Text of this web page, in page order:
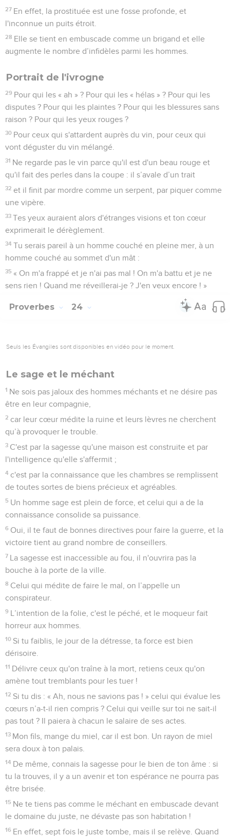
27 En effet, la prostituée est une fosse profonde, et
l'inconnue un puits étroit.
28 Elle se tient en embuscade comme un brigand et elle
augmente le nombre d’infidèles parmi les hommes.
Portrait de l'ivrogne
29 Pour qui les « ah » ? Pour qui les « hélas » ? Pour qui les
disputes ? Pour qui les plaintes ? Pour qui les blessures sans
raison ? Pour qui les yeux rouges ?
30 Pour ceux qui s'attardent auprès du vin, pour ceux qui
vont déguster du vin mélangé.
31 Ne regarde pas le vin parce qu'il est d'un beau rouge et
qu'il fait des perles dans la coupe : il s’avale d’un trait
32 et il finit par mordre comme un serpent, par piquer comme
une vipère.
33 Tes yeux auraient alors d'étranges visions et ton cœur
exprimerait le dérèglement.
34 Tu serais pareil à un homme couché en pleine mer, à un
homme couché au sommet d'un mât :
35 « On m'a frappé et je n'ai pas mal ! On m'a battu et je ne
sens rien ! Quand me réveillerai-je ? J'en veux encore ! »
Proverbes 24
Seuls les Évangiles sont disponibles en vidéo pour le moment.
Le sage et le méchant
1 Ne sois pas jaloux des hommes méchants et ne désire pas
être en leur compagnie,
2 car leur cœur médite la ruine et leurs lèvres ne cherchent
qu’à provoquer le trouble.
3 C'est par la sagesse qu'une maison est construite et par
l'intelligence qu'elle s'affermit ;
4 c'est par la connaissance que les chambres se remplissent
de toutes sortes de biens précieux et agréables.
5 Un homme sage est plein de force, et celui qui a de la
connaissance consolide sa puissance.
6 Oui, il te faut de bonnes directives pour faire la guerre, et la
victoire tient au grand nombre de conseillers.
7 La sagesse est inaccessible au fou, il n'ouvrira pas la
bouche à la porte de la ville.
8 Celui qui médite de faire le mal, on l’appelle un
conspirateur.
9 L’intention de la folie, c'est le péché, et le moqueur fait
horreur aux hommes.
10 Si tu faiblis, le jour de la détresse, ta force est bien
dérisoire.
11 Délivre ceux qu'on traîne à la mort, retiens ceux qu'on
amène tout tremblants pour les tuer !
12 Si tu dis : « Ah, nous ne savions pas ! » celui qui évalue les
cœurs n’a-t-il rien compris ? Celui qui veille sur toi ne sait-il
pas tout ? Il paiera à chacun le salaire de ses actes.
13 Mon fils, mange du miel, car il est bon. Un rayon de miel
sera doux à ton palais.
14 De même, connais la sagesse pour le bien de ton âme : si
tu la trouves, il y a un avenir et ton espérance ne pourra pas
être brisée.
15 Ne te tiens pas comme le méchant en embuscade devant
le domaine du juste, ne dévaste pas son habitation !
16 En effet, sept fois le juste tombe, mais il se relève. Quand